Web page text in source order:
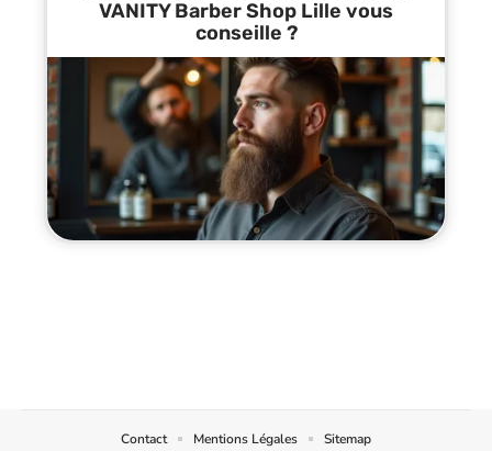
VANITY Barber Shop Lille vous
conseille ?
Contact Mentions Légales Sitemap